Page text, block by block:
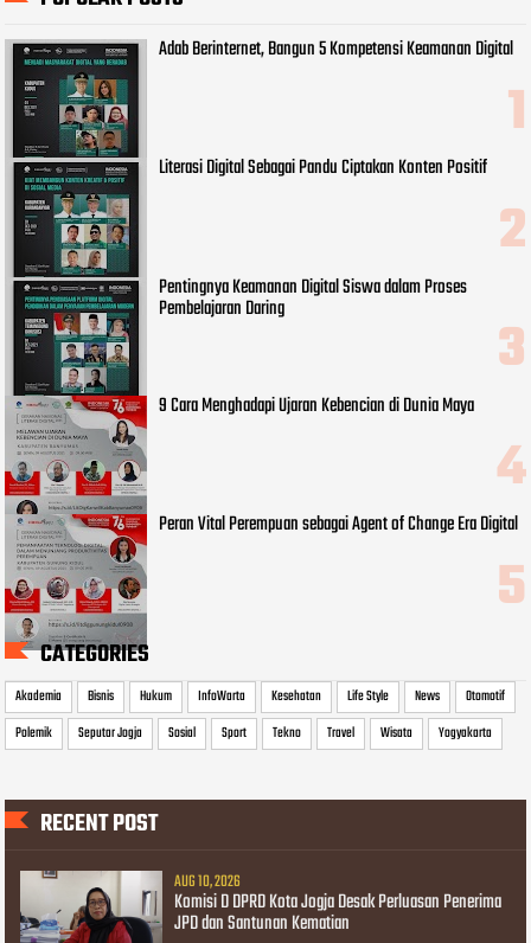
Adab Berinternet, Bangun 5 Kompetensi Keamanan Digital
Literasi Digital Sebagai Pandu Ciptakan Konten Positif
Pentingnya Keamanan Digital Siswa dalam Proses
Pembelajaran Daring
9 Cara Menghadapi Ujaran Kebencian di Dunia Maya
Peran Vital Perempuan sebagai Agent of Change Era Digital
CATEGORIES
Akademia Bisnis Hukum InfoWarta Kesehatan Life Style News
Otomotif
Polemik
Seputar Jogja Sosial Sport Tekno Travel Wisata Yogyakarta
RECENT POST
AUG 10, 2026
Komisi D DPRD Kota Jogja Desak Perluasan Penerima
JPD dan Santunan Kematian